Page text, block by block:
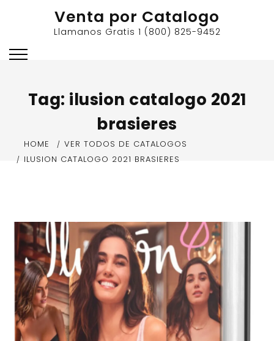
Venta por Catalogo
Llamanos Gratis 1 (800) 825-9452
Tag: ilusion catalogo 2021
brasieres
HOME
VER TODOS DE CATALOGOS
ILUSION CATALOGO 2021 BRASIERES